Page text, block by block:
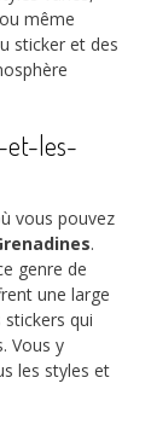
même
sticker et des
et-les-
vous pouvez
.
genre de
une large
qui
Vous y
les styles et